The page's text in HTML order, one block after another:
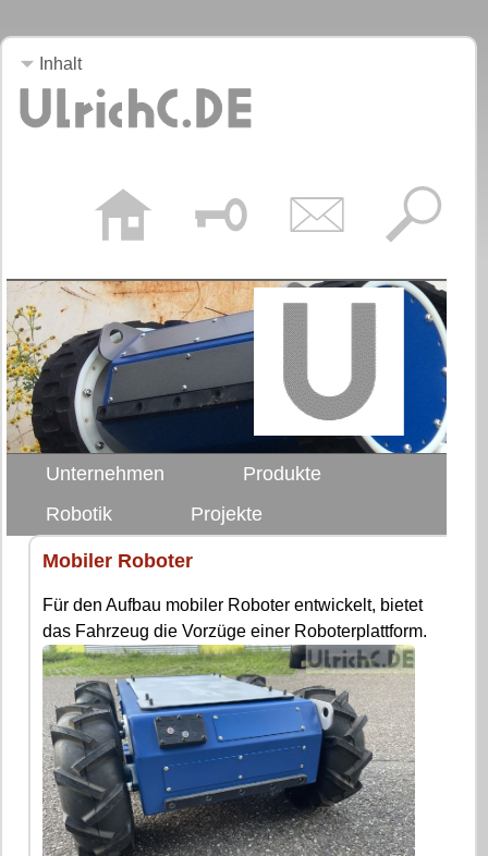
Inhalt
Unternehmen
Produkte
Robotik
Projekte
Mobiler Roboter
Für den Aufbau mobiler Roboter entwickelt, bietet
das Fahrzeug die Vorzüge einer Roboterplattform.